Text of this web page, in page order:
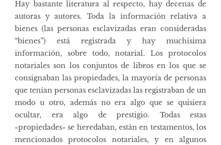
Hay bastante literatura al respecto, hay decenas de
autoras y autores. Toda la información relativa a
bienes (las personas esclavizadas eran consideradas
“bienes”) está registrada y hay muchísima
información, sobre todo, notarial. Los protocolos
notariales son los conjuntos de libros en los que se
consignaban las propiedades, la mayoría de personas
que tenían personas esclavizadas las registraban de un
modo u otro, además no era algo que se quisiera
ocultar, era algo de prestigio. Todas estas
«propiedades» se heredaban, están en testamentos, los
mencionados protocolos notariales, y en algunos